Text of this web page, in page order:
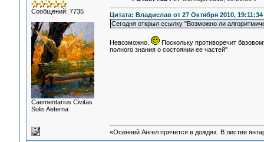
Сообщений: 7735
Сaementarius Civitas
Solis Aeterna
Цитата: Владислав от 27 Октября 2010, 19:11:34
Сегодня открыл ссылку "Возможно ли
Невозможно.
Поскольку противоречит
полного знания о состоянии ее частей"
«Осенний Ангел прячется в дождях. В листве